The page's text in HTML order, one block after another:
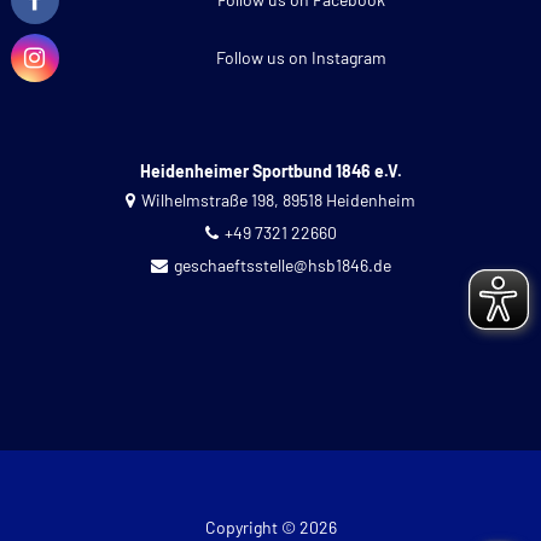
Follow us on Instagram
Heidenheimer Sportbund 1846 e.V.
Wilhelmstraße 198, 89518 Heidenheim
+49 7321 22660
geschaeftsstelle@hsb1846.de
Copyright © 2026